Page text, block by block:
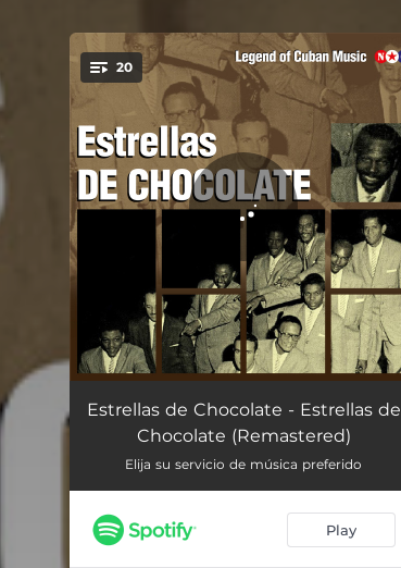
You're all set!
20
La Brocha - Remastered 03:29
Para Gozar Yaguajay - Remastered
Yolanda Dime Que Si - Remastered 03:20
Macho Cimarrón - Remastered 02:40
Estrellas de Chocolate - Estrellas de
Chocolate (Remastered)
Elija su servicio de música preferido
Play